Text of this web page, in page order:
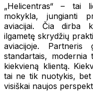
„Helicentras“ – tai
mokykla, jungianti
aviacijai. Čia dirba
ilgametę skrydžių
aviacijoje. Partneris
standartais,
kiekvieną klientą.
tai ne tik nuotykis,
visiškai naujos